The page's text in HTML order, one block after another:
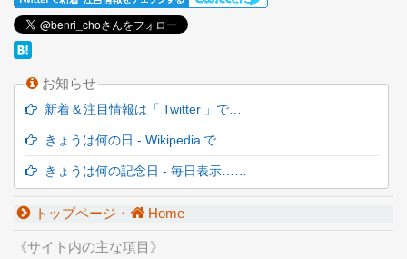
お知らせ
新着 & 注目情報は「 Twitter 」で…
きょうは何の日 - Wikipedia で…
きょうは何の記念日 - 毎日表示……
トップページ・ Home
《サイト内の主な項目》